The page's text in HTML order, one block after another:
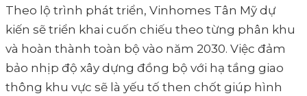
Theo lộ trình phát triển, Vinhomes Tân Mỹ dự
kiến sẽ triển khai cuốn chiếu theo từng phân khu
và hoàn thành toàn bộ vào năm 2030. Việc đảm
bảo nhịp độ xây dựng đồng bộ với hạ tầng giao
thông khu vực sẽ là yếu tố then chốt giúp hình